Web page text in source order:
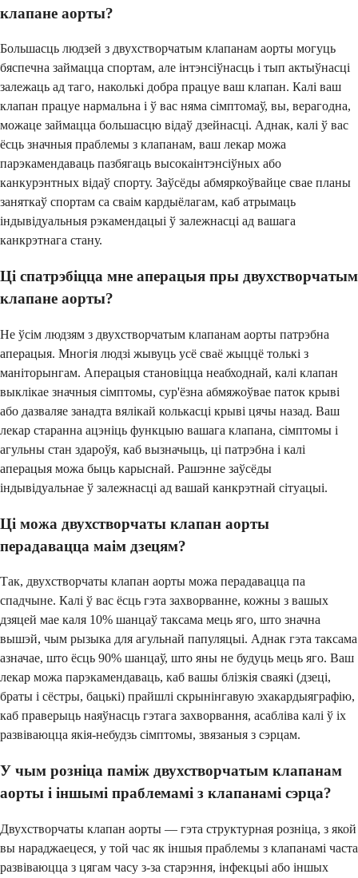
клапане аорты?
Большасць людзей з двухстворчатым клапанам аорты могуць
бяспечна займацца спортам, але інтэнсіўнасць і тып актыўнасці
залежаць ад таго, наколькі добра працуе ваш клапан. Калі ваш
клапан працуе нармальна і ў вас няма сімптомаў, вы, верагодна,
можаце займацца большасцю відаў дзейнасці. Аднак, калі ў вас
ёсць значныя праблемы з клапанам, ваш лекар можа
парэкамендаваць пазбягаць высокаінтэнсіўных або
канкурэнтных відаў спорту. Заўсёды абмяркоўвайце свае планы
заняткаў спортам са сваім кардыёлагам, каб атрымаць
індывідуальныя рэкамендацыі ў залежнасці ад вашага
канкрэтнага стану.
Ці спатрэбіцца мне аперацыя пры двухстворчатым
клапане аорты?
Не ўсім людзям з двухстворчатым клапанам аорты патрэбна
аперацыя. Многія людзі жывуць усё сваё жыццё толькі з
маніторынгам. Аперацыя становіцца неабходнай, калі клапан
выклікае значныя сімптомы, сур'ёзна абмяжоўвае паток крыві
або дазваляе занадта вялікай колькасці крыві цячы назад. Ваш
лекар старанна ацэніць функцыю вашага клапана, сімптомы і
агульны стан здароўя, каб вызначыць, ці патрэбна і калі
аперацыя можа быць карыснай. Рашэнне заўсёды
індывідуальнае ў залежнасці ад вашай канкрэтнай сітуацыі.
Ці можа двухстворчаты клапан аорты
перадавацца маім дзецям?
Так, двухстворчаты клапан аорты можа перадавацца па
спадчыне. Калі ў вас ёсць гэта захворванне, кожны з вашых
дзяцей мае каля 10% шанцаў таксама мець яго, што значна
вышэй, чым рызыка для агульнай папуляцыі. Аднак гэта таксама
азначае, што ёсць 90% шанцаў, што яны не будуць мець яго. Ваш
лекар можа парэкамендаваць, каб вашы блізкія сваякі (дзеці,
браты і сёстры, бацькі) прайшлі скрынінгавую эхакардыяграфію,
каб праверыць наяўнасць гэтага захворвання, асабліва калі ў іх
развіваюцца якія-небудзь сімптомы, звязаныя з сэрцам.
У чым розніца паміж двухстворчатым клапанам
аорты і іншымі праблемамі з клапанамі сэрца?
Двухстворчаты клапан аорты — гэта структурная розніца, з якой
вы нараджаецеся, у той час як іншыя праблемы з клапанамі часта
развіваюцца з цягам часу з-за старэння, інфекцыі або іншых